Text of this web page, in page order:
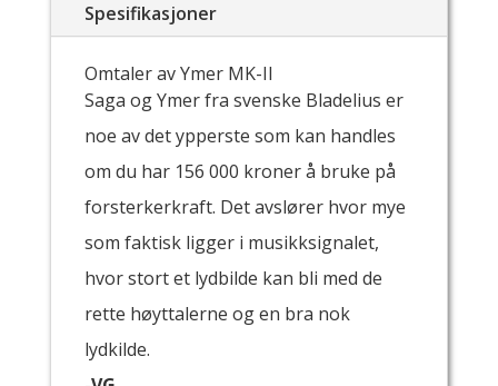
Spesifikasjoner
Omtaler av Ymer MK-II
Saga og Ymer fra svenske Bladelius er
noe av det ypperste som kan handles
om du har 156 000 kroner å bruke på
forsterkerkraft. Det avslører hvor mye
som faktisk ligger i musikksignalet,
hvor stort et lydbilde kan bli med de
rette høyttalerne og en bra nok
lydkilde.